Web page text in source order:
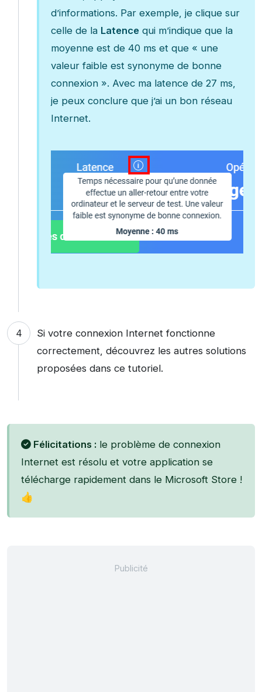
d’informations. Par exemple, je clique sur
celle de la Latencequi m’indique que la
moyenne est de 40 ms et que « une
valeur faible est synonyme de bonne
connexion ». Avec ma latence de 27 ms,
je peux conclure que j’ai un bon réseau
Internet.
Si votre connexion Internet fonctionne
correctement, découvrez les autres solutions
proposées dans ce tutoriel.
Félicitations : le problème de connexion
Internet est résolu et votre application se
télécharge rapidement dans le Microsoft Store !
👍